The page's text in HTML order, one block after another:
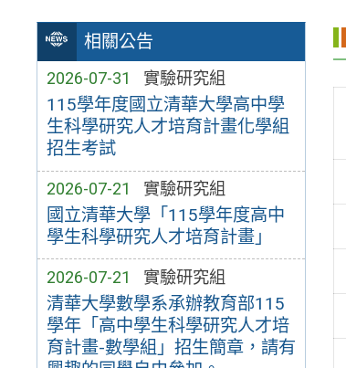
相關公告
2026-07-31 實驗研究組
115學年度國立清華大學高中學
生科學研究人才培育計畫化學組
招生考試
2026-07-21 實驗研究組
國立清華大學「115學年度高中
學生科學研究人才培育計畫」
2026-07-21 實驗研究組
清華大學數學系承辦教育部115
學年「高中學生科學研究人才培
育計畫-數學組」招生簡章，請有